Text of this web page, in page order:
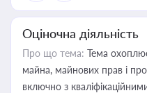
Оціночна діяльність
Про що тема: Тема
майна, майнових прав і
включно з